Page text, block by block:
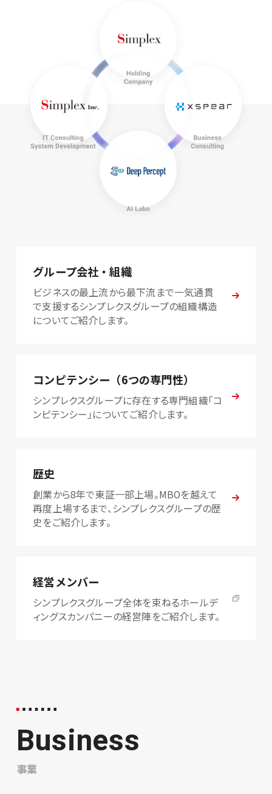
グループ会社・組織
ビジネスの最上流から最下流まで一気通貫
で支援するシンプレクスグループの組織構造
についてご紹介します。
コンピテンシー（6つの専門性）
シンプレクスグループに存在する専門組織「コ
ンピテンシー」についてご紹介します。
歴史
創業から8年で東証一部上場。MBOを越えて
再度上場するまで、シンプレクスグループの歴
史をご紹介します。
経営メンバー
シンプレクスグループ全体を束ねるホールデ
ィングスカンパニーの経営陣をご紹介します。
Business
事業